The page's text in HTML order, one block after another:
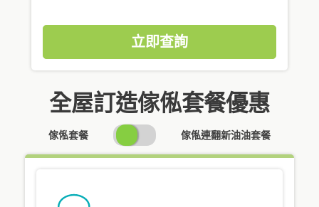
立即查詢
全屋訂造傢俬套餐優惠
傢俬套餐
SWITCH
PRICING
傢俬連翻新油油套餐